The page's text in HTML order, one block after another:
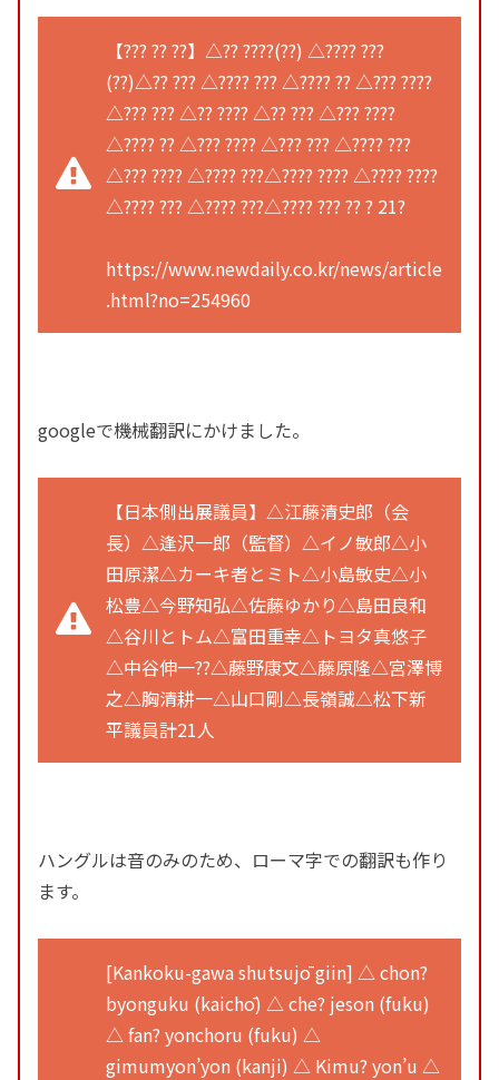
【??? ?? ??】△?? ????(??) △???? ???
(??)△?? ??? △???? ??? △???? ?? △??? ????
△??? ??? △?? ???? △?? ??? △??? ????
△???? ?? △??? ???? △??? ??? △???? ???
△??? ???? △???? ???△???? ???? △???? ????
△???? ??? △???? ???△???? ??? ?? ? 21?
https://www.newdaily.co.kr/news/article
.html?no=254960
googleで機械翻訳にかけました。
【日本側出展議員】△江藤清史郎（会
長）△逢沢一郎（監督）△イノ敏郎△小
田原潔△カーキ者とミト△小島敏史△小
松豊△今野知弘△佐藤ゆかり△島田良和
△谷川とトム△富田重幸△トヨタ真悠子
△中谷伸一??△藤野康文△藤原隆△宮澤博
之△胸清耕一△山口剛△長嶺誠△松下新
平議員計21人
ハングルは音のみのため、ローマ字での翻訳も作り
ます。
[Kankoku-gawa shutsujō giin] △ chon?
byonguku (kaichō) △ che? jeson (fuku)
△ fan? yonchoru (fuku) △
gimumyon’yon (kanji) △ Kimu? yon’u △